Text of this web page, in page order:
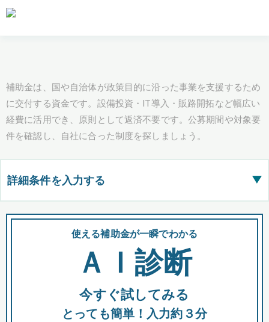
補助金は、国や自治体が政策目的に沿った事業を支援するため
に交付する資金です。設備投資・IT導入・販路開拓など幅広い
経費に活用でき、原則として返済不要です。公募期間や対象要
件を確認し、自社に合った制度を探しましょう。
詳細条件を入力する ▶
都道府県
全国の検索結果を含めて表示
助成金 融資 出資
使える補助金が一瞬でわかる
ＡＩ診断
今すぐ試してみる
とっても簡単！入力約３分